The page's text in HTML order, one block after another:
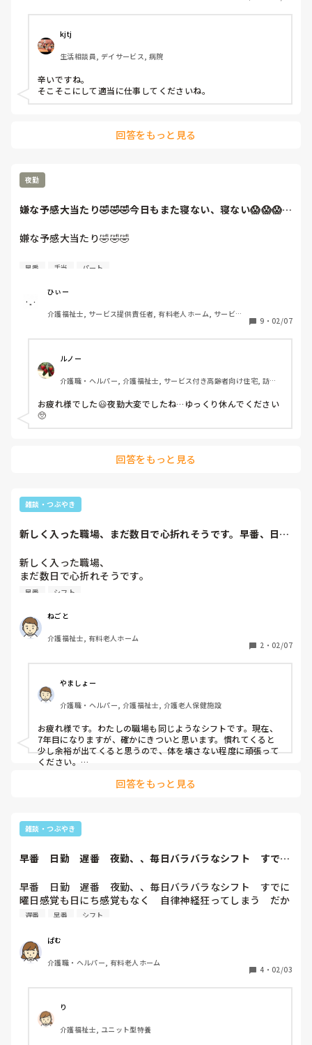
期待した私が馬鹿でしたわ。
夜勤休憩ないのに。
ぶっ倒れてみようかな（無理）
kjtj
生活相談員, デイサービス, 病院
辛いですね。
そこそこにして適当に仕事してくださいね。
回答をもっと見る
夜勤
嫌な予感大当たり🤣🤣🤣今日もまた寝ない、寝ない😱😱😱パ
嫌な予感大当たり🤣🤣🤣
今日もまた寝ない、寝ない😱😱😱
座ってる。夜用パットの厚みが
気に食わなくて、当て方が悪いと
人のせいにする..😩💦💦
夜勤回数多くてシンドイし..
心が病むわ..🙄🙄🙄💦💦
夜勤手当もめちゃくちゃ低くて
嫌んなっちゃうぞ🤦🏻‍♀️💦💦
早番来るまでもう少し..🙌🏻💦
早番 手当 パート
ひぃー
介護福祉士, サービス提供責任者, 有料老人ホーム, サービス
9 ・ 02/07
ルノー
介護職・ヘルパー, 介護福祉士, サービス付き高齢者向け住宅, 訪問
お疲れ様でした😃夜勤大変でしたね…ゆっくり休んでください
🥺
回答をもっと見る
雑談・つぶやき
新しく入った職場、まだ数日で心折れそうです。早番、日
新しく入った職場、
まだ数日で心折れそうです。
早番、日勤、18時間夜間のシフトです、
自分でいいかなって思って入った職場。
早番 シフト
ねごと
介護福祉士, 有料老人ホーム
2 ・ 02/07
やましょー
介護職・ヘルパー, 介護福祉士, 介護老人保健施設
お疲れ様です。わたしの職場も同じようなシフトです。現在、
7年目になりますが、確かにきついと思います。慣れてくると
少し余裕が出てくると思うので、体を壊さない程度に頑張って
ください。
職場の人がいい人ばかりなのは羨ましいです…(笑)
回答をもっと見る
雑談・つぶやき
早番　日勤　遅番　夜勤、、毎日バラバラなシフト　すでに
早番　日勤　遅番　夜勤、、毎日バラバラなシフト　すでに
曜日感覚も日にち感覚もなく　自律神経狂ってしまう　だか
ら疲れが取れない　皆さんは　どうですか?
遅番 早番 シフト
ぱむ
介護職・ヘルパー, 有料老人ホーム
4 ・ 02/03
り
介護福祉士, ユニット型特養